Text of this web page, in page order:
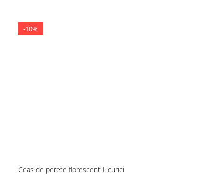
-10%
Ceas de perete florescent Licurici